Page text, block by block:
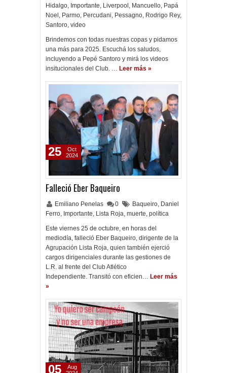
Hidalgo, Importante, Liverpool , Mancuello, Papá
Noel , Parmo, Percudani, Pessagno, Rodrigo Rey,
Santoro, video
Brindemos con todas nuestras copas y pidamos
una más para 2025. Escuchá los saludos,
incluyendo a Pepé Santoro y mirá los videos
insitucionales del Club. … Leer más »
Falleció Eber Baqueiro
Emiliano Penelas 0 Baqueiro, Daniel
Ferro, Importante, Lista Roja, muerte, política
Este viernes 25 de octubre, en horas del
mediodía, falleció Eber Baqueiro, dirigente de la
Agrupación Lista Roja, quien también ejerció
cargos dirigenciales durante las gestiones de
L.R. al frente del Club Atlético
Independiente. Transitó con eficien… Leer más
»
25
Oct
2024
05
Aug